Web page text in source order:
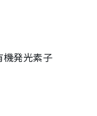
機発光素子